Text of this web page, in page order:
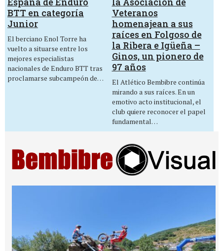
BTT en categoría
Junior
El berciano Enol Torre ha
vuelto a situarse entre los
mejores especialistas
nacionales de Enduro BTT tras
proclamarse subcampeón de…
Veteranos
homenajean a sus
raíces en Folgoso de
la Ribera e Igüeña –
Ginos, un pionero de
97 años
El Atlético Bembibre continúa
mirando a sus raíces. En un
emotivo acto institucional, el
club quiere reconocer el papel
fundamental…